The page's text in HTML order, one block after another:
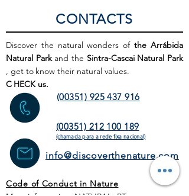
CONTACTS
Discover the natural wonders ofthe Arrábida
Natural Parkand the Sintra-Cascai Natural Park
, get to know their natural values.
C HECK us.
(00351) 925 437 916
(00351) 212 100 189
(chamada para a rede fixa nacional)
info@discoverthenature.com
Code of Conduct in Nature